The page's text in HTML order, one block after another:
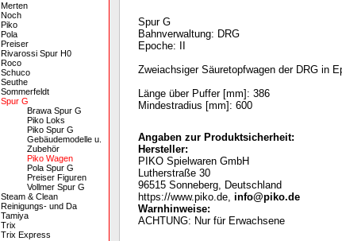
Merten
Noch
Piko
Pola
Preiser
Rivarossi Spur H0
Roco
Schuco
Seuthe
Sommerfeldt
Spur G
Brawa Spur G
Piko Loks
Piko Spur G
Gebäudemodelle u.
Zubehör
Piko Wagen
Pola Spur G
Preiser Figuren
Vollmer Spur G
Steam & Clean
Reinigungs- und Da
Tamiya
Trix
Trix Express
Spur G
Bahnverwaltung: DRG
Epoche: II
Zweiachsiger Säuretopfwagen der DRG in
Länge über Puffer [mm]: 386
Mindestradius [mm]: 600
Angaben zur Produktsicherheit:
Hersteller:
PIKO Spielwaren GmbH
Lutherstraße 30
96515 Sonneberg, Deutschland
https://www.piko.de, info@piko.de
Warnhinweise:
ACHTUNG: Nur für Erwachsene